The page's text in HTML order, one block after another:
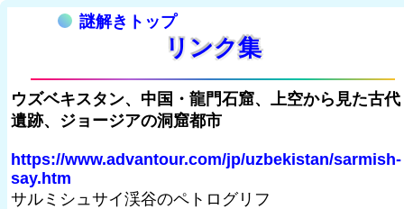
謎解きトップ
リンク集
ウズベキスタン、中国・龍門石窟、上空から見た古代
遺跡、ジョージアの洞窟都市
https://www.advantour.com/jp/uzbekistan/sarmish-
say.htm
サルミシュサイ渓谷のペトログリフ